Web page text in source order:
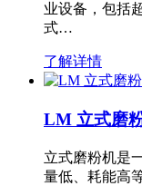
业设备，包括
式…
了解详情
LM 立式磨
立式磨粉机是
量低、耗能高